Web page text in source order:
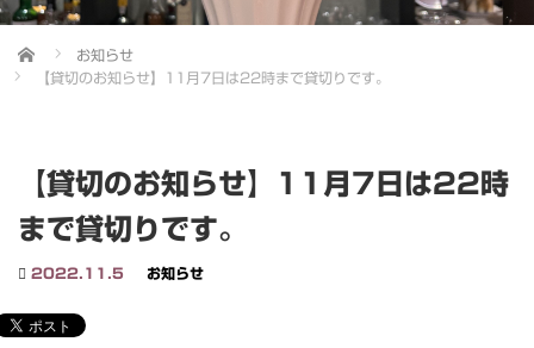
Home
お知らせ
【貸切のお知らせ】11月7日は22時まで貸切りです。
【貸切のお知らせ】11月7日は22時
まで貸切りです。
2022.11.5 お知らせ